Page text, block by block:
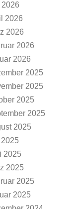
2026
2026
2026
2026
2026
2025
2025
2025
2025
2025
2025
2025
2025
2025